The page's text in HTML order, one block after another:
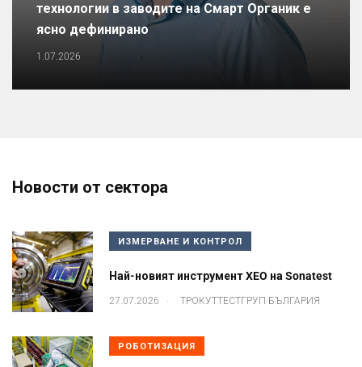
технологии в заводите на Смарт Органик е
ясно дефинирано
1.07.2026
Новости от сектора
ИЗМЕРВАНЕ И КОНТРОЛ
Най-новият инструмент XEO на Sonatest
27.07.2026 . ТРОКУТТЕСТГРУП БЪЛГАРИЯ
РОБОТИЗАЦИЯ